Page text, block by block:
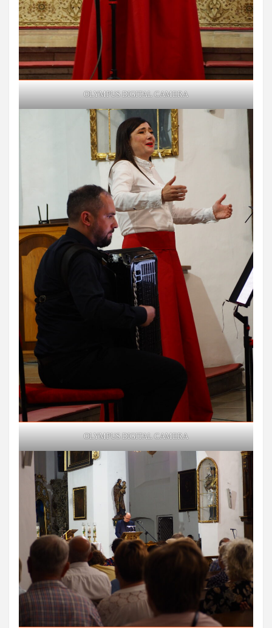
OLYMPUS DIGITAL CAMERA
OLYMPUS DIGITAL CAMERA